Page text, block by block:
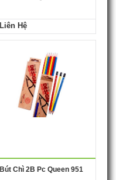
Liên Hệ
Bút Chì 2B Pc Queen 951